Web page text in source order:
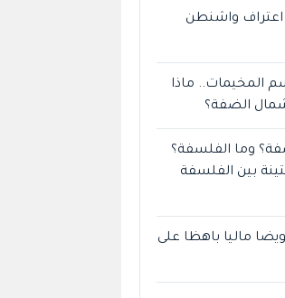
اعتراف واشنطن
المخيمات.. ماذا
الضفة؟
وما الفلسفة؟
بين الفلسفة
ماليا باهظا على